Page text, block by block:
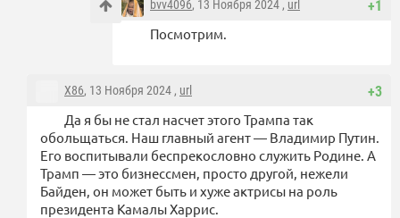
+1
bvv4096, 13 Ноября 2024 , url
Посмотрим.
+3
X86, 13 Ноября 2024 , url
Да я бы не стал насчет этого Трампа так
обольщаться. Наш главный агент — Владимир Путин.
Его воспитывали беспрекословно служить Родине. А
Трамп — это бизнессмен, просто другой, нежели
Байден, он может быть и хуже актрисы на роль
президента Камалы Харрис.